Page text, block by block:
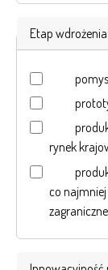
Etap
rynek
co
zagraniczne